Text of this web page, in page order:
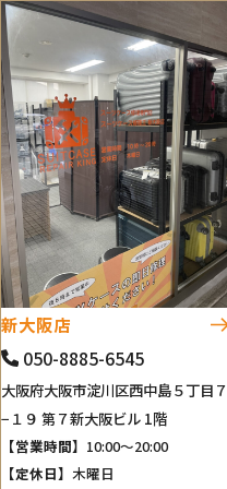
新大阪店
050-8885-6545
大阪府大阪市淀川区西中島５丁目７
−１９ 第７新大阪ビル 1階
【営業時間】 10:00～20:00
【定休日】 木曜日